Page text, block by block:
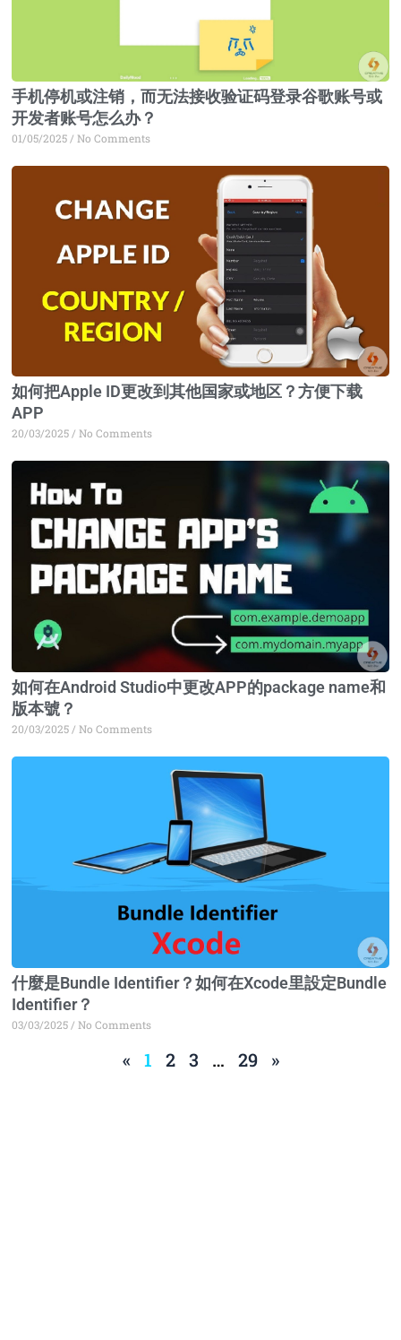
手机停机或注销，而无法接收验证码登录谷歌账号或
开发者账号怎么办？
01/05/2025 No Comments
如何把Apple ID更改到其他国家或地区？方便下载
APP
20/03/2025 No Comments
如何在Android Studio中更改APP的package name和
版本號？
20/03/2025 No Comments
什麼是Bundle Identifier？如何在Xcode里設定Bundle
Identifier？
03/03/2025 No Comments
« 1 2 3 … 29 »